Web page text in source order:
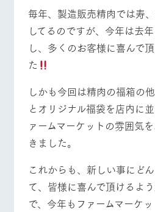
毎年、製造販売精肉では寿
してるのですが、今年は去
し、多くのお客様に喜んで
た
しかも今回は精肉の福箱の
とオリジナル福袋を店内に
ァームマーケットの雰囲気
きました。
これからも、新しい事にど
て、皆様に喜んで頂けるよ
で、今年もファームマーケ